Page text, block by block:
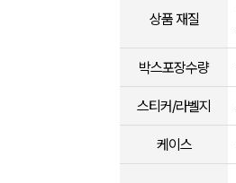
상품 재질
박스포장수량
스티커/라벨지
케이스